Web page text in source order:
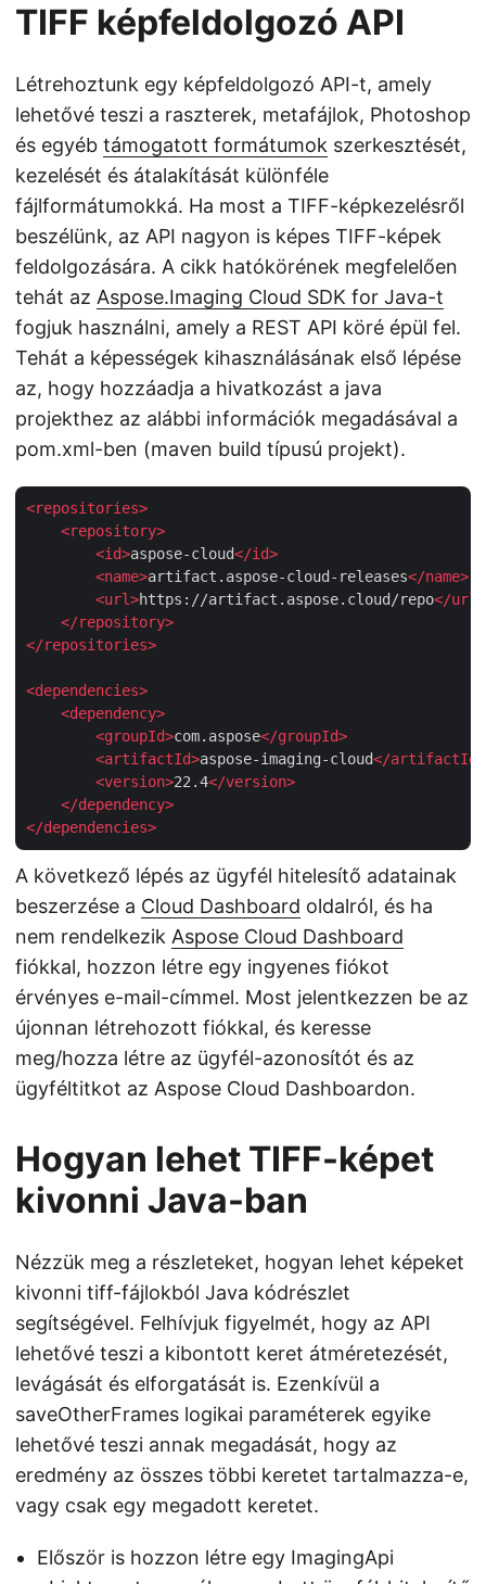
TIFF képfeldolgozó API
Létrehoztunk egy képfeldolgozó API-t, amely
lehetővé teszi a raszterek, metafájlok, Photoshop
és egyéb támogatott formátumok szerkesztését,
kezelését és átalakítását különféle
fájlformátumokká. Ha most a TIFF-képkezelésről
beszélünk, az API nagyon is képes TIFF-képek
feldolgozására. A cikk hatókörének megfelelően
tehát az Aspose.Imaging Cloud SDK for Java-t
fogjuk használni, amely a REST API köré épül fel.
Tehát a képességek kihasználásának első lépése
az, hogy hozzáadja a hivatkozást a java
projekthez az alábbi információk megadásával a
pom.xml-ben (maven build típusú projekt).
<repositories>
<repository>
<id>aspose-cloud</id>
<name>artifact.aspose-cloud-releases</name>
<url>https://artifact.aspose.cloud/repo</url
</repository>
</repositories>
<dependencies>
<dependency>
<groupId>com.aspose</groupId>
<artifactId>aspose-imaging-cloud</artifactId
<version>22.4</version>
</dependency>
</dependencies>
A következő lépés az ügyfél hitelesítő adatainak
beszerzése a Cloud Dashboard oldalról, és ha
nem rendelkezik Aspose Cloud Dashboard
fiókkal, hozzon létre egy ingyenes fiókot
érvényes e-mail-címmel. Most jelentkezzen be az
újonnan létrehozott fiókkal, és keresse
meg/hozza létre az ügyfél-azonosítót és az
ügyféltitkot az Aspose Cloud Dashboardon.
Hogyan lehet TIFF-képet
kivonni Java-ban
Nézzük meg a részleteket, hogyan lehet képeket
kivonni tiff-fájlokból Java kódrészlet
segítségével. Felhívjuk figyelmét, hogy az API
lehetővé teszi a kibontott keret átméretezését,
levágását és elforgatását is. Ezenkívül a
saveOtherFrames logikai paraméterek egyike
lehetővé teszi annak megadását, hogy az
eredmény az összes többi keretet tartalmazza-e,
vagy csak egy megadott keretet.
Először is hozzon létre egy ImagingApi